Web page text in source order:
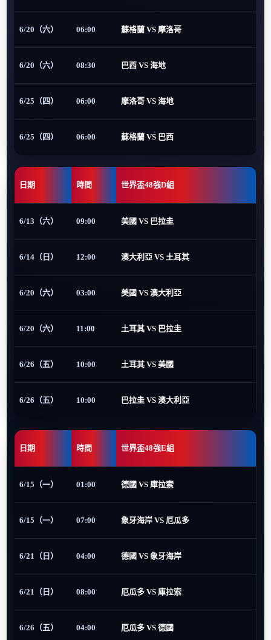
6/20（六） 06:00 蘇格蘭 VS 摩洛哥
6/20（六） 08:30 巴西 VS 海地
6/25（四） 06:00 摩洛哥 VS 海地
6/25（四） 06:00 蘇格蘭 VS 巴西
日期 時間 世界盃48強D組
6/13（六） 09:00 美國 VS 巴拉圭
6/14（日） 12:00 澳大利亞 VS 土耳其
6/20（六） 03:00 美國 VS 澳大利亞
6/20（六） 11:00 土耳其 VS 巴拉圭
6/26（五） 10:00 土耳其 VS 美國
6/26（五） 10:00 巴拉圭 VS 澳大利亞
日期 時間 世界盃48強E組
6/15（一） 01:00 德國 VS 庫拉索
6/15（一） 07:00 象牙海岸 VS 厄瓜多
6/21（日） 04:00 德國 VS 象牙海岸
6/21（日） 08:00 厄瓜多 VS 庫拉索
6/26（五） 04:00 厄瓜多 VS 德國